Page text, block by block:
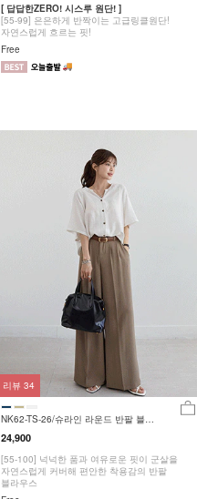
[ 답답한ZERO! 시스루 원단! ]
[55-99] 은은하게 반짝이는 고급링클원단!
자연스럽게 흐르는 핏!
Free
NK62-TS-26/슈라인 라운드 반팔 블라
우스_HR
24,900
[55-100] 넉넉한 품과 여유로운 핏이 군살을
자연스럽게 커버해 편안한 착용감의 반팔
블라우스
리뷰 34